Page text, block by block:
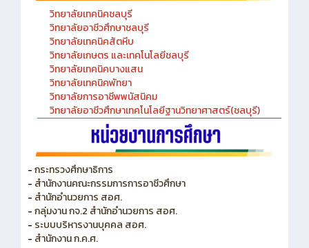
วิทยาลัยเทคนิคชลบุรี
วิทยาลัยอาชีวศึกษาชลบุรี
วิทยาลัยเทคนิคสัตหีบ
วิทยาลัยเกษตร และเทคโนโลยีชลบุรี
วิทยาลัยเทคนิคบางแสน
วิทยาลัยเทคนิคพัทยา
วิทยาลัยการอาชีพพนัสนิคม
วิทยาลัยอาชีวศึกษาเทคโนโลยีฐานวิทยาศาสตร์(ชลบุรี)
- กระทรวงศึกษาธิการ
- สำนักงานคณะกรรมการการอาชีวศึกษา
- สำนักอำนวยการ สอศ.
- กลุ่มงาน กจ.2 สำนักอำนวยการ สอศ.
- ระบบบริหารงานบุคคล สอศ.